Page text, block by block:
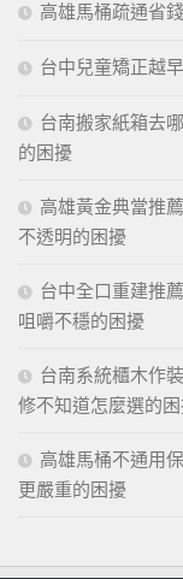
高雄馬桶疏通省
台中兒童矯正越
台南搬家紙箱去
的困擾
高雄黃金典當推
不透明的困擾
台中全口重建推
咀嚼不穩的困擾
台南系統櫃木作
修不知道怎麼選的
高雄馬桶不通用
更嚴重的困擾